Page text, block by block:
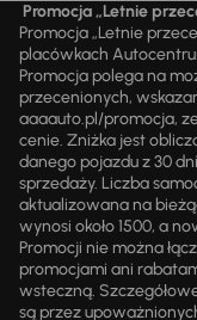
Promocja „Letnie
Promocja „Letnie
placówkach
Promocja polega na
przecenionych,
aaaauto.pl/promocja,
cenie. Zniżka jest
danego pojazdu z 30
sprzedaży. Liczba
aktualizowana na
wynosi około 1500, a
Promocji nie można
promocjami ani
wsteczną.
są przez